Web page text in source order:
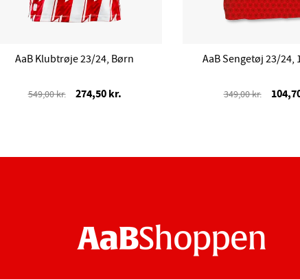
AaB Klubtrøje 23/24, Børn
549,00 kr. 274,50 kr.
AaB Sengetøj 23/24,
349,00 kr.